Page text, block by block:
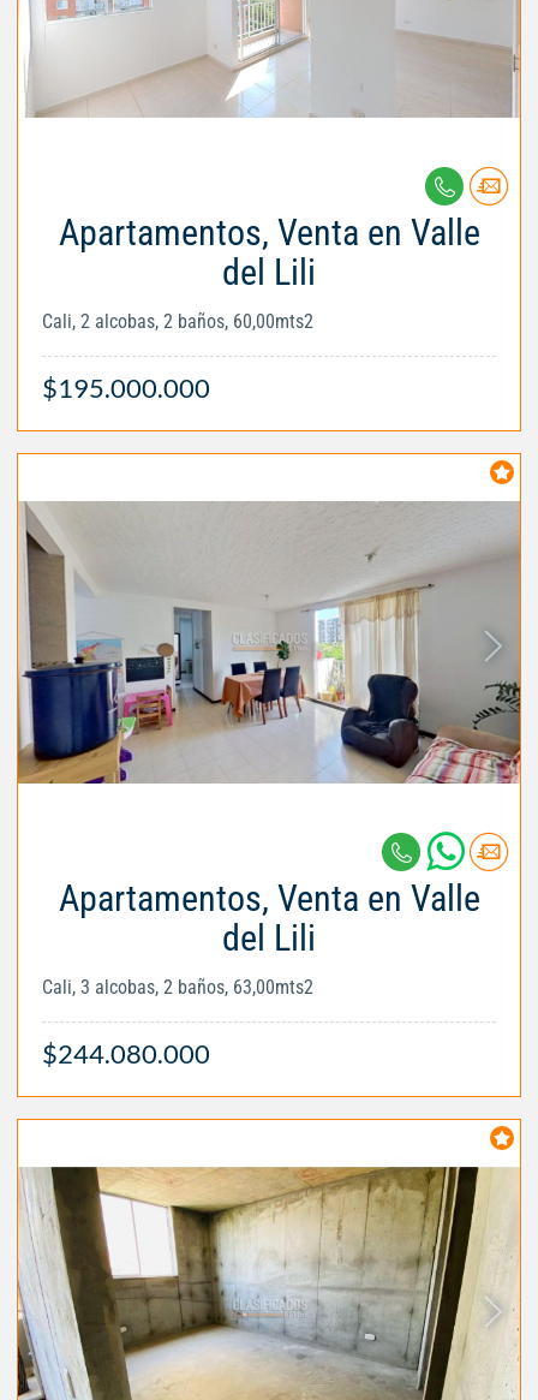
Apartamentos, Venta en Valle
del Lili
Cali, 2 alcobas, 2 baños, 60,00mts2
$195.000.000
Apartamentos, Venta en Valle
del Lili
Cali, 3 alcobas, 2 baños, 63,00mts2
$244.080.000